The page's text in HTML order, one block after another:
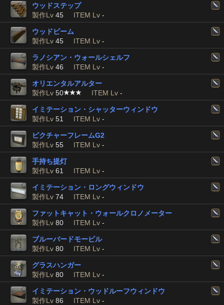
ウッドステップ
製作Lv 45 ITEM Lv -
ウッドビーム
製作Lv 45 ITEM Lv -
ラノシアン・ウォールシェルフ
製作Lv 46 ITEM Lv -
オリエンタルアルター
製作Lv 50 ITEM Lv -
イミテーション・シャッターウィンドウ
製作Lv 51 ITEM Lv -
ピクチャーフレームG2
製作Lv 55 ITEM Lv -
手持ち提灯
製作Lv 61 ITEM Lv -
イミテーション・ロングウィンドウ
製作Lv 74 ITEM Lv -
ファットキャット・ウォールクロノメーター
製作Lv 80 ITEM Lv -
ブルーバードモービル
製作Lv 80 ITEM Lv -
グラスハンガー
製作Lv 80 ITEM Lv -
イミテーション・ウッドルーフウィンドウ
製作Lv 86 ITEM Lv -